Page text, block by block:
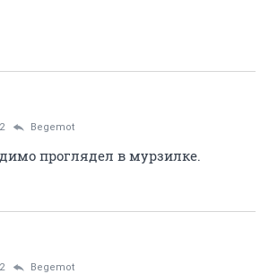
Begemot
проглядел в мурзилке.
Begemot